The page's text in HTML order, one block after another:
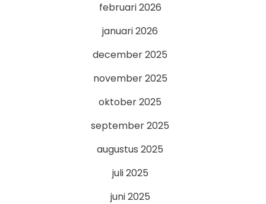
februari 2026
januari 2026
december 2025
november 2025
oktober 2025
september 2025
augustus 2025
juli 2025
juni 2025